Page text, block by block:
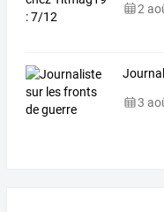
2
3